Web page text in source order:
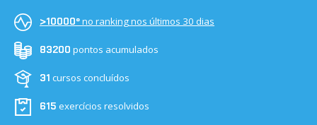
>10000ºno ranking nos últimos 30 dias
83200 pontos acumulados
31 cursos concluídos
615 exercícios resolvidos